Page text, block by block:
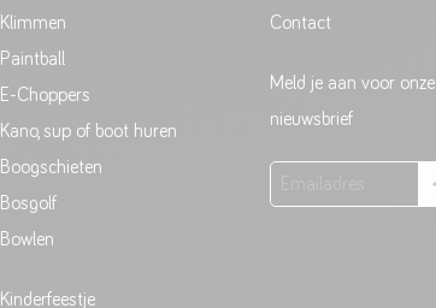
Klimmen
Paintball
E-Choppers
Kano, sup of boot huren
Boogschieten
Bosgolf
Bowlen
Kinderfeestje
Contact
Meld je aan voor onze
nieuwsbrief